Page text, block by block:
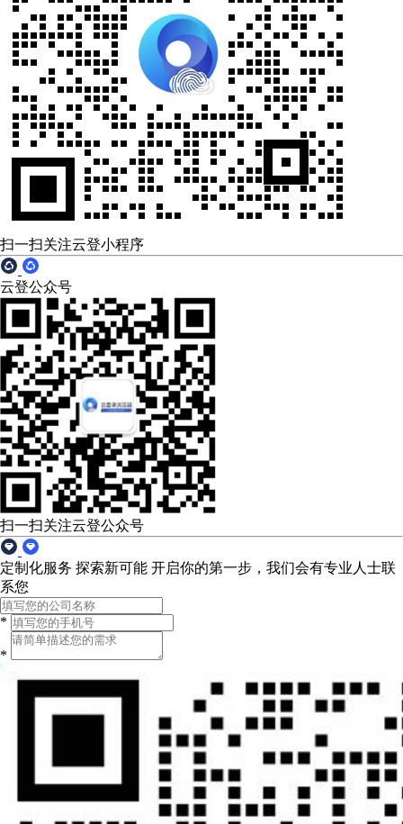
扫一扫关注云登小程序
云登公众号
扫一扫关注云登公众号
定制化服务 探索新可能 开启你的第一步，我们会有专业人士联
系您
*
*